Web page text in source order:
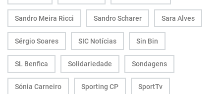
Sandro Meira Ricci Sandro Scharer Sara Alves
Sérgio Soares SIC Notícias Sin Bin
SL Benfica Solidariedade Sondagens
Sónia Carneiro Sporting CP SportTv